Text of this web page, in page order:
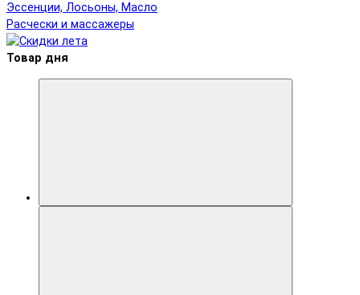
Эссенции, Лосьоны, Масло
Расчески и массажеры
Товар дня